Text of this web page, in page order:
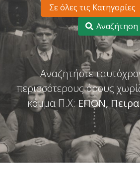
Αναζήτηση
Αναζητήστε
περισσότερους όρους
κόμμα Π.Χ: ΕΠΟΝ,